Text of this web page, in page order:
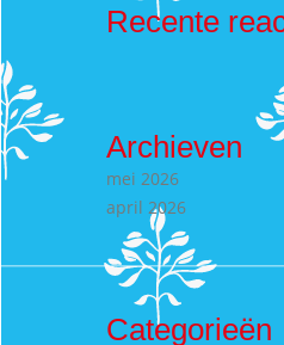
Recente
Archieven
mei 2026
april 2026
Categorieën